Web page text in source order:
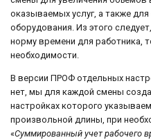
оказываемых услуг, а также
оборудования. Из этого
норму времени для работника,
необходимости.
В версии ПРОФ отдельных
нет, мы для каждой смены
настройках которого
произвольной длины, при
«Суммированный учет рабочего